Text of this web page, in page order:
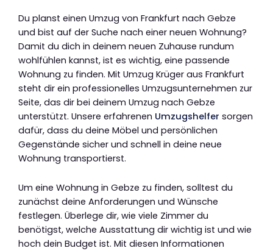
Du planst einen Umzug von Frankfurt nach Gebze
und bist auf der Suche nach einer neuen Wohnung?
Damit du dich in deinem neuen Zuhause rundum
wohlfühlen kannst, ist es wichtig, eine passende
Wohnung zu finden. Mit Umzug Krüger aus Frankfurt
steht dir ein professionelles Umzugsunternehmen zur
Seite, das dir bei deinem Umzug nach Gebze
unterstützt. Unsere erfahrenen Umzugshelfer sorgen
dafür, dass du deine Möbel und persönlichen
Gegenstände sicher und schnell in deine neue
Wohnung transportierst.
Um eine Wohnung in Gebze zu finden, solltest du
zunächst deine Anforderungen und Wünsche
festlegen. Überlege dir, wie viele Zimmer du
benötigst, welche Ausstattung dir wichtig ist und wie
hoch dein Budget ist. Mit diesen Informationen